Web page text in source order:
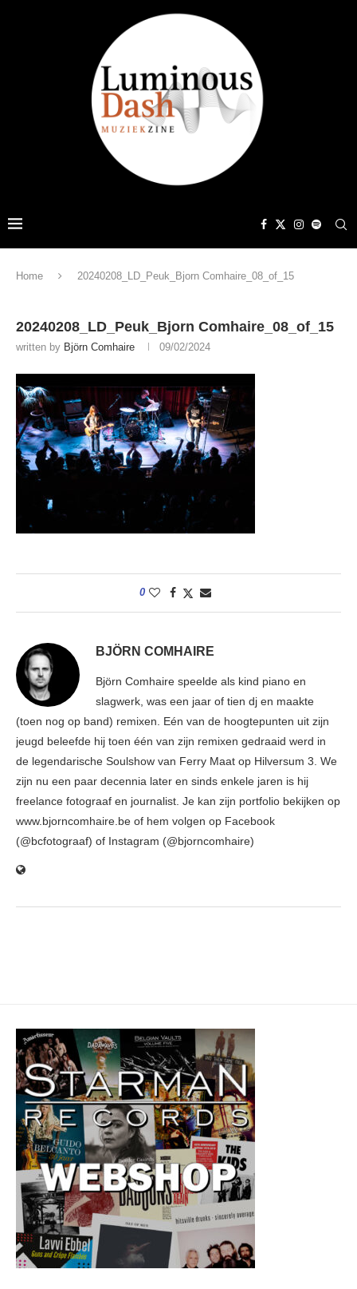
Home 20240208_LD_Peuk_Bjorn Comhaire_08_of_15
20240208_LD_Peuk_Bjorn Comhaire_08_of_15
written by Björn Comhaire 09/02/2024
0
BJÖRN COMHAIRE
Björn Comhaire speelde als kind piano en
slagwerk, was een jaar of tien dj en maakte
(toen nog op band) remixen. Eén van de hoogtepunten uit zijn
jeugd beleefde hij toen één van zijn remixen gedraaid werd in
de legendarische Soulshow van Ferry Maat op Hilversum 3. We
zijn nu een paar decennia later en sinds enkele jaren is hij
freelance fotograaf en journalist. Je kan zijn portfolio bekijken op
www.bjorncomhaire.be of hem volgen op Facebook
(@bcfotograaf) of Instagram (@bjorncomhaire)